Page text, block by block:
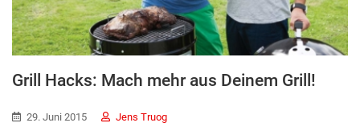
Grill Hacks: Mach mehr aus Deinem Grill!
29. Juni 2015 Jens Truog